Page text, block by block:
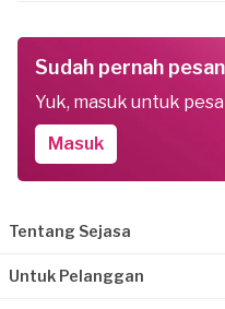
Sudah pernah
Yuk, masuk untuk
Masuk
Tentang Sejasa
Untuk Pelanggan